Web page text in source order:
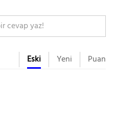
Eski Yeni Puan